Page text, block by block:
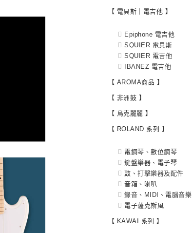
【 電貝斯｜電吉他 】
Epiphone 電吉他
SQUIER 電貝斯
SQUIER 電吉他
IBANEZ 電吉他
【 AROMA商品 】
【 非洲鼓 】
【 烏克麗麗 】
【 ROLAND 系列 】
電鋼琴、數位鋼琴
鍵盤樂器、電子琴
鼓、打擊樂器及配件
音箱、喇叭
錄音、MIDI、電腦音樂
電子薩克斯風
【 KAWAI 系列 】